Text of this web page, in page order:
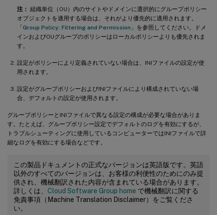
注： 組織単位（OU）内のサイトやドメインに選択的にグループポリシー
オブジェクトを適用する場合は、それがより優先的に適用されます。
「Group Policy: Filtering and Permission 」を参照してください。ドメ
インおよびOUグループのポリシーはローカルポリシーよりも優先されま
す。
設定がポリシーにより定義されていない場合は、INIファイルの設定が使
用されます。
設定がグループポリシーおよびINIファイルにより構成されていない場
合、デフォルトの設定が使用されます。
グループポリシーとINIファイルで異なる設定の構成が必要な場合がありま
す。たとえば、グループポリシー設定でデフォルトのログを有効にするが、
トラブルシューティングに使用しているコンピューターではINIファイルで詳
細なログを有効にする場合などです。
この製品ドキュメントの正式なバージョンは英語版です。英語
以外のすべてのバージョンは、お客様の利便性のためにのみ提
供され、機械翻訳された内容が含まれている場合があります。
詳しくは、 Cloud Software Group home で機械翻訳に関する
免責事項（Machine Translation Disclaimer）をご覧くださ
い。